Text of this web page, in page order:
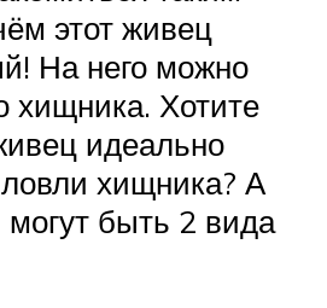
этот живец
На него можно
хищника. Хотите
идеально
хищника? А
быть 2 вида